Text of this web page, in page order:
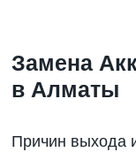
Замена
в Алматы
Причин выхода